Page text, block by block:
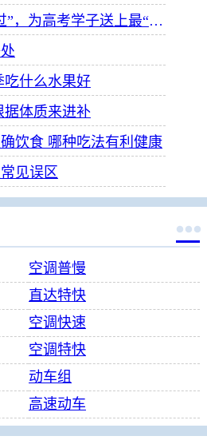
许府牛：用一串“一把过”，为高考学子送上最“牛”祝福
吃什么水果好
据体质来进补
饮食 哪种吃法有利健康
见误区

空调普慢
直达特快
空调快速
空调特快
动车组
高速动车